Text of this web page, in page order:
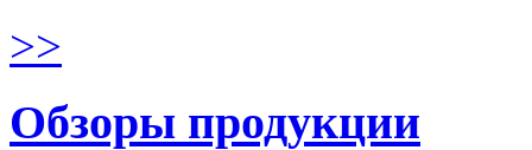
>>
Обзоры продукции